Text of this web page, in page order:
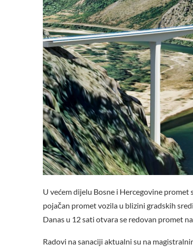
U većem dijelu Bosne i Hercegovine
pojačan promet vozila u blizini gradskih
Danas u 12 sati otvara se redovan promet na
Radovi na sanaciji aktualni su na